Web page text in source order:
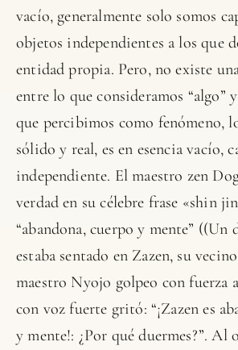
vacío, generalmente solo somos
objetos independientes a los que
entidad propia. Pero, no existe
entre lo que consideramos “algo”
que percibimos como fenómeno,
sólido y real, es en esencia vacío,
independiente. El maestro zen
verdad en su célebre frase «shin
“abandona, cuerpo y mente” ((Un
estaba sentado en Zazen, su
maestro Nyojo golpeo con fuerza
con voz fuerte gritó: “¡Zazen es
y mente!: ¿Por qué duermes?”. Al